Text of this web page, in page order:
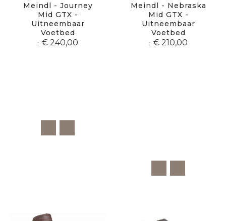
Meindl - Journey
Mid GTX -
Uitneembaar
Voetbed
€ 240,00
Meindl - Nebraska
Mid GTX -
Uitneembaar
Voetbed
€ 210,00